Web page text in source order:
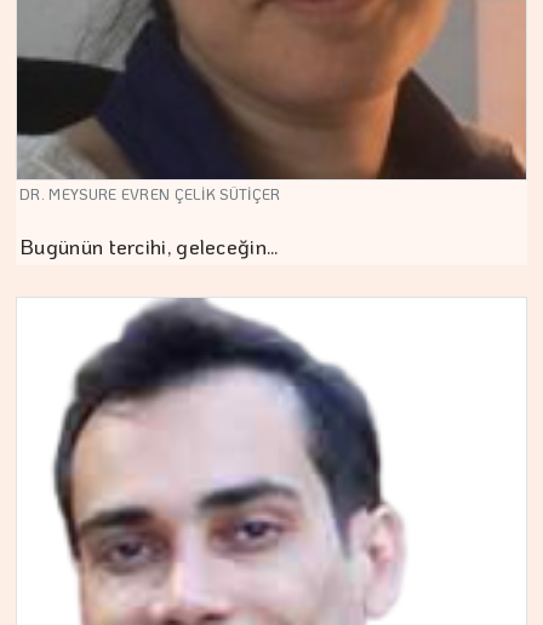
DR. MEYSURE EVREN ÇELİK SÜTİÇER
Bugünün tercihi, geleceğin…